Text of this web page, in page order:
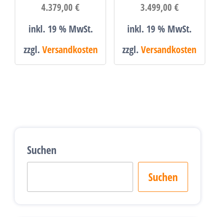
4.379,00€
inkl. 19 % MwSt.
zzgl.Versandkosten
3.499,00 €
inkl. 19 % MwSt.
zzgl.Versandkosten
Suchen
Suchen